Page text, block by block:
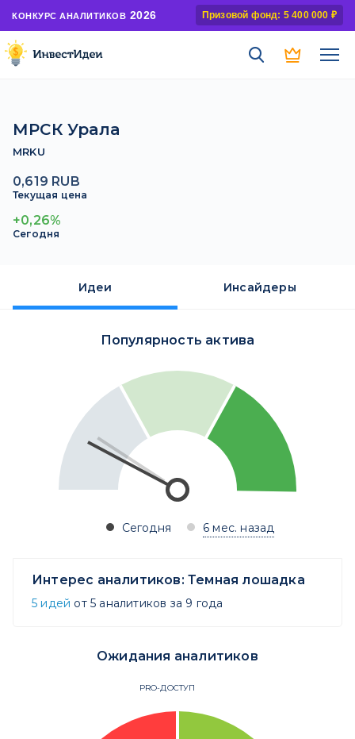
КОНКУРС АНАЛИТИКОВ 2026 Призовой фонд: 5 400 000 ₽
МРСК Урала
MRKU
0,619 RUB
Текущая цена
+0,26%
Сегодня
Идеи Инсайдеры
Популярность актива
Сегодня 6 мес. назад
Интерес аналитиков: Темная лошадка
5 идей от 5 аналитиков за 9 года
Ожидания аналитиков
PRO-ДОСТУП